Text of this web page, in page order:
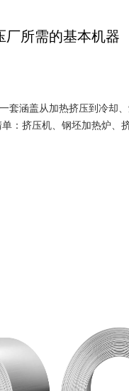
厂所需的基本机器
套涵盖从加热挤压到冷却
：挤压机、钢坯加热炉、